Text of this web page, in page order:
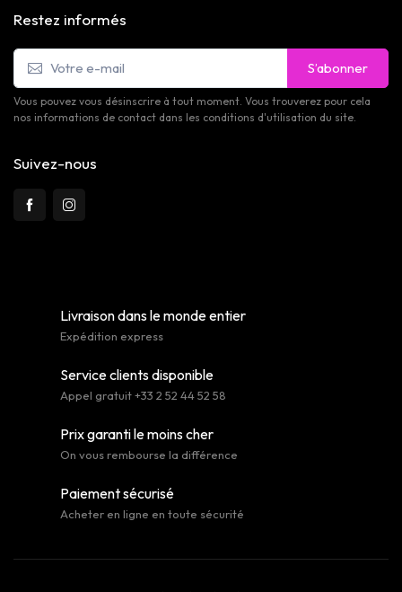
Restez informés
S’abonner
Vous pouvez vous désinscrire à tout moment. Vous trouverez pour cela
nos informations de contact dans les conditions d'utilisation du site.
Suivez-nous
Livraison dans le monde entier
Expédition express
Service clients disponible
Appel gratuit +33 2 52 44 52 58
Prix garanti le moins cher
On vous rembourse la différence
Paiement sécurisé
Acheter en ligne en toute sécurité